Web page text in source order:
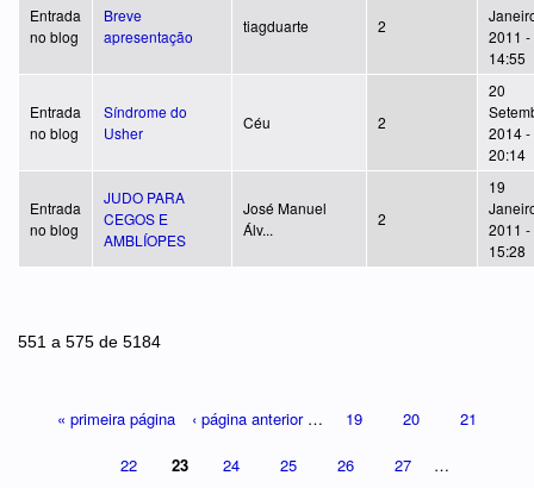
Entrada
no blog
Breve
apresentação
tiagduarte 2
2011 -
14:55
Entrada
no blog
Síndrome do
Usher
Céu 2
20
2014 -
20:14
Entrada
no blog
JUDO PARA
CEGOS E
AMBLÍOPES
José Manuel
Álv...
2
19
2011 -
15:28
551 a 575 de 5184
« primeira página ‹ página anterior … 19 20 21
22 23 24 25 26 27 …